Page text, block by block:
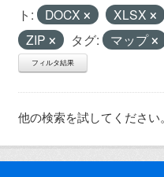
ト:
DOCX
XLSX
ZIP
タグ: マップ
フィルタ結果
他の検索を試してください。